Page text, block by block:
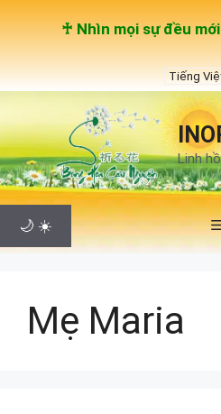
Chuyển
đến
nội
dung
♰ Nhìn mọi sự đều
Chọn
một
ngôn
ngữ
Linh
🌙 ☀️
Mẹ Maria